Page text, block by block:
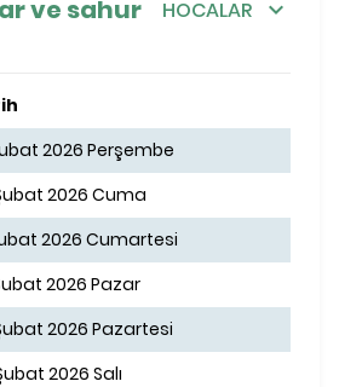
ve sahur
HOCALAR
2026 Perşembe
2026 Cuma
2026 Cumartesi
2026 Pazar
2026 Pazartesi
2026 Salı